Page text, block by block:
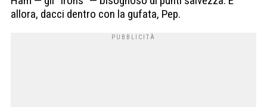
allora, dacci dentro con la gufata, Pep.